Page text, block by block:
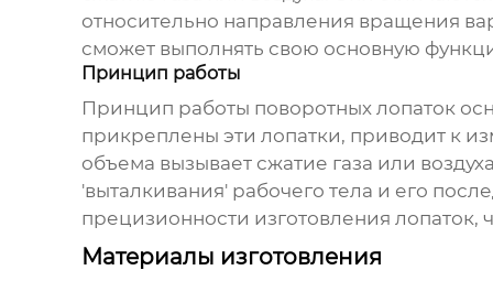
относительно направления вращения
сможет выполнять свою основную
Принцип работы
Принцип работы поворотных лопаток
прикреплены эти лопатки, приводит к
объема вызывает сжатие газа или
'выталкивания' рабочего тела и его
прецизионности изготовления лопаток,
Материалы изготовления